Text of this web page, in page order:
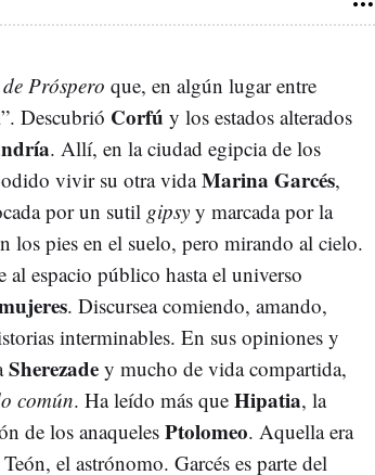
Próspero que, en algún lugar entre
Descubrió Corfú y los estados alterados
. Allí, en la ciudad egipcia de los
vivir su otra vidaMarina Garcés,
por un sutil gipsy y marcada por la
los pies en el suelo, pero mirando al cielo.
al espacio público hasta el universo
. Discursea comiendo, amando,
interminables. En sus opiniones y
Sherezade y mucho de vida compartida,
común. Ha leído más que Hipatia, la
de los anaqueles Ptolomeo. Aquella era
el astrónomo. Garcés es parte del